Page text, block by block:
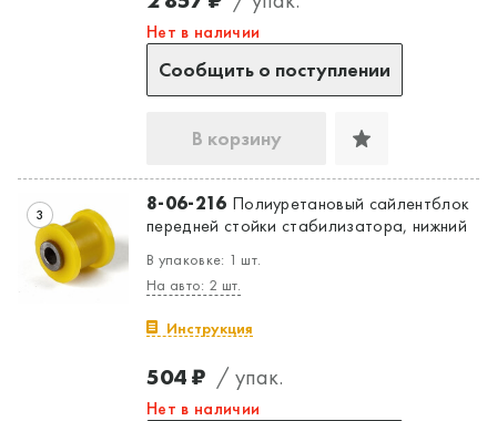
Нет, выбрать другой
Нет в наличии
Сообщить о поступлении
В корзину
3 8-06-216 Полиуретановый сайлентблок
передней стойки стабилизатора, нижний
В упаковке: 1 шт.
На авто: 2 шт.
Инструкция
504 ₽ / упак.
Нет в наличии